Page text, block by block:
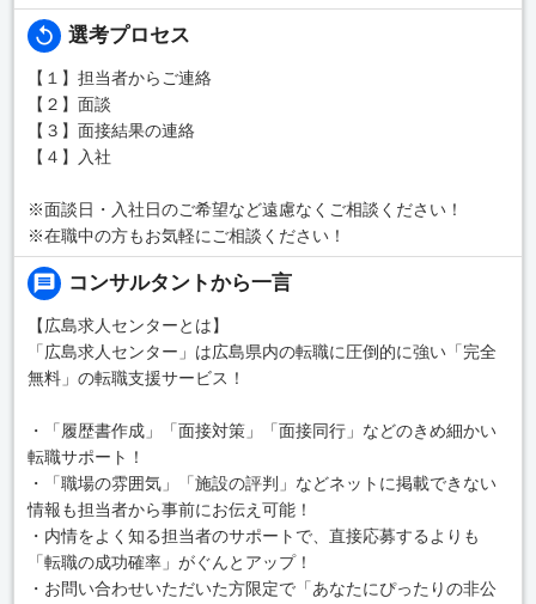
選考プロセス
【１】担当者からご連絡
【２】面談
【３】面接結果の連絡
【４】入社
※面談日・入社日のご希望など遠慮なくご相談ください！
※在職中の方もお気軽にご相談ください！
コンサルタントから一言
【広島求人センターとは】
「広島求人センター」は広島県内の転職に圧倒的に強い「完全
無料」の転職支援サービス！
・「履歴書作成」「面接対策」「面接同行」などのきめ細かい
転職サポート！
・「職場の雰囲気」「施設の評判」などネットに掲載できない
情報も担当者から事前にお伝え可能！
・内情をよく知る担当者のサポートで、直接応募するよりも
「転職の成功確率」がぐんとアップ！
・お問い合わせいただいた方限定で「あなたにぴったりの非公